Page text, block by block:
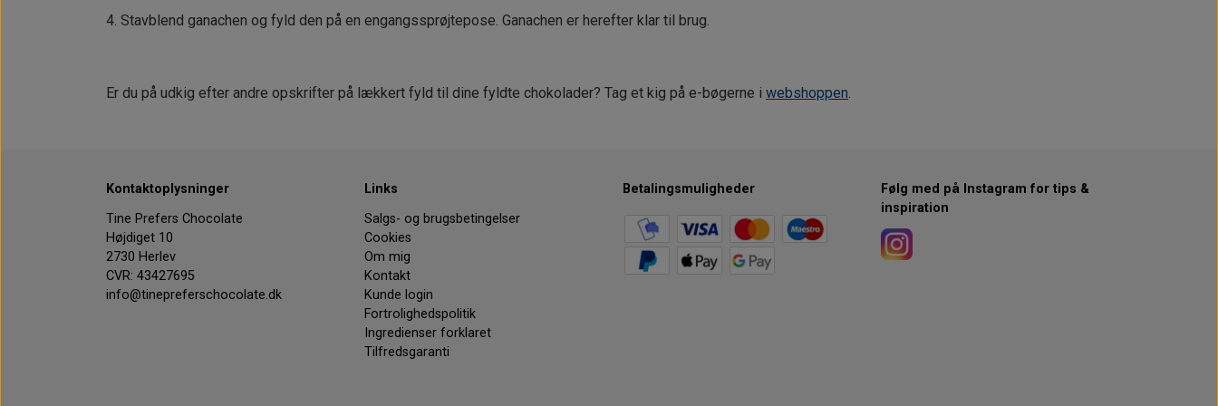
4. Stavblend ganachen og fyld den på en engangssprøjtepose. Ganachen er herefter klar til brug.
Er du på udkig efter andre opskrifter på lækkert fyld til dine fyldte chokolader? Tag et kig på e-bøgerne i webshoppen.
Kontaktoplysninger
Tine Prefers Chocolate
Højdiget 10
2730 Herlev
CVR: 43427695
info@tinepreferschocolate.dk
Links
Salgs- og brugsbetingelser
Cookies
Om mig
Kontakt
Kunde login
Fortrolighedspolitik
Ingredienser forklaret
Tilfredsgaranti
Betalingsmuligheder
Følg med på Instagram for tips &
inspiration